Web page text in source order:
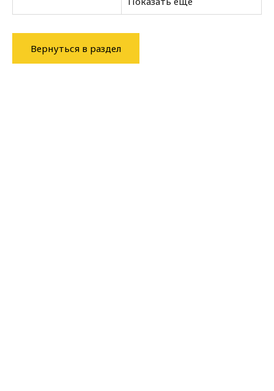
Отправить сообщение
Архангельск - Халин
Вернуться в раздел